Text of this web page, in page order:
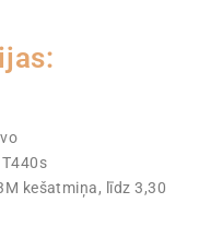
kešatmiņa, līdz 3,30